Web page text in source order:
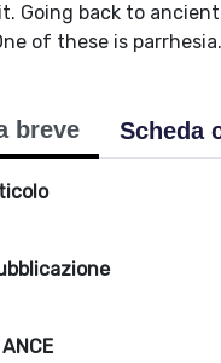
Going back to
of these is
breve Scheda